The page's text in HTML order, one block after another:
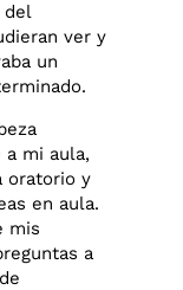
del
ver y
un
mi aula,
oratorio y
en aula.
mis
a